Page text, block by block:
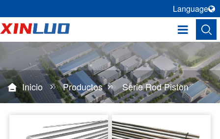
Inicio Productos Serie Rod Piston
Language